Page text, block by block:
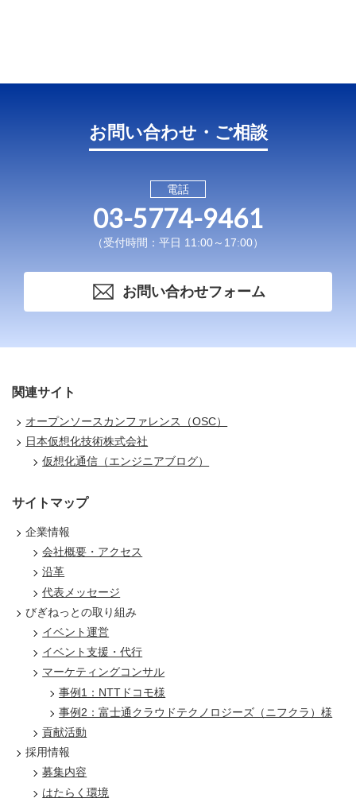
お問い合わせ・ご相談
電話
03-5774-9461
（受付時間：平日 11:00～17:00）
お問い合わせフォーム
関連サイト
オープンソースカンファレンス（OSC）
日本仮想化技術株式会社
仮想化通信（エンジニアブログ）
サイトマップ
企業情報
会社概要・アクセス
沿革
代表メッセージ
びぎねっとの取り組み
イベント運営
イベント支援・代行
マーケティングコンサル
事例1：NTTドコモ様
事例2：富士通クラウドテクノロジーズ（ニフクラ）様
貢献活動
採用情報
募集内容
はたらく環境